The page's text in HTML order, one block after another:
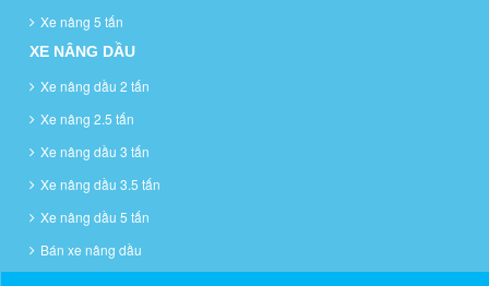
Xe nâng 5 tấn
XE NÂNG DẦU
Xe nâng dầu 2 tấn
Xe nâng 2.5 tấn
Xe nâng dầu 3 tấn
Xe nâng dầu 3.5 tấn
Xe nâng dầu 5 tấn
Bán xe nâng dầu